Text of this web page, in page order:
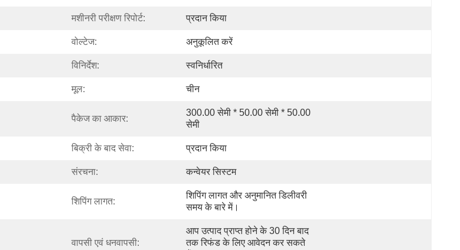
मशीनरी परीक्षण रिपोर्ट: प्रदान किया
वोल्टेज: अनुकूलित करें
विनिर्देश: स्वनिर्धारित
मूल: चीन
पैकेज का आकार:
300.00 सेमी * 50.00 सेमी * 50.00
सेमी
बिक्री के बाद सेवा: प्रदान किया
संरचना: कन्वेयर सिस्टम
शिपिंग लागत:
शिपिंग लागत और अनुमानित डिलीवरी
समय के बारे में।
वापसी एवं धनवापसी:
आप उत्पाद प्राप्त होने के 30 दिन बाद
तक रिफंड के लिए आवेदन कर सकते